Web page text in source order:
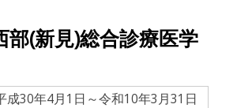
部(新見)総合診療医学
成30年4月1日～令和10年3月31日